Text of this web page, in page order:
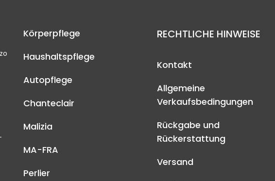
Körperpflege
Haushaltspflege
Autopflege
Chanteclair
Malizia
MA-FRA
Perlier
RECHTLICHE HINWEISE
Kontakt
Allgemeine
Verkaufsbedingungen
Rückgabe und
Rückerstattung
Versand